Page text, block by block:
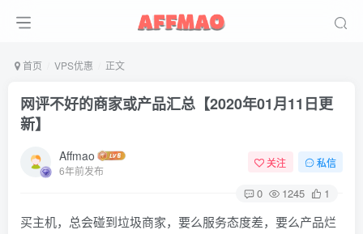
首页 VPS优惠 正文
网评不好的商家或产品汇总【2020年01月11日更
新】
Affmao
6年前发布
关注 私信
0 1245 1
买主机，总会碰到垃圾商家，要么服务态度差，要么产品烂